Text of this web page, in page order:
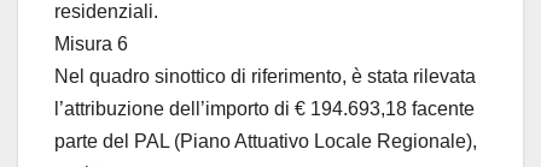
residenziali.
Misura 6
Nel quadro sinottico di riferimento, è stata rilevata
l’attribuzione dell’importo di € 194.693,18 facente
parte del PAL (Piano Attuativo Locale Regionale),